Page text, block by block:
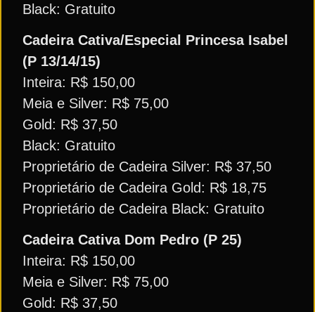
Black: Gratuito
Cadeira Cativa/Especial Princesa Isabel
(P 13/14/15)
Inteira: R$ 150,00
Meia e Silver: R$ 75,00
Gold: R$ 37,50
Black: Gratuito
Proprietário de Cadeira Silver: R$ 37,50
Proprietário de Cadeira Gold: R$ 18,75
Proprietário de Cadeira Black: Gratuito
Cadeira Cativa Dom Pedro (P 25)
Inteira: R$ 150,00
Meia e Silver: R$ 75,00
Gold: R$ 37,50